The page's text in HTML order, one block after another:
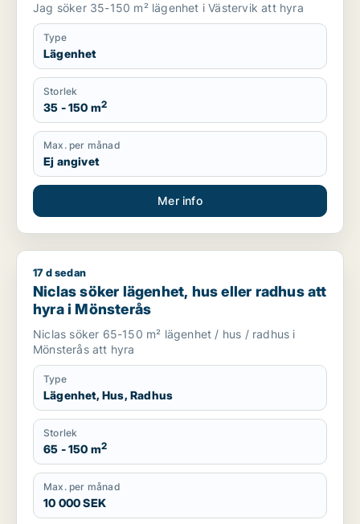
Jag söker 35-150 m² lägenhet i Västervik att hyra
Type
Lägenhet
Storlek
35 - 150 m2
Max. per månad
Ej angivet
Mer info
Niclas söker lägenhet, hus eller radhus att hyra i Mönsterås
17 d sedan
Niclas söker lägenhet, hus eller radhus att
hyra i Mönsterås
Niclas söker 65-150 m² lägenhet / hus / radhus i
Mönsterås att hyra
Type
Lägenhet, Hus, Radhus
Storlek
65 - 150 m2
Max. per månad
10 000 SEK